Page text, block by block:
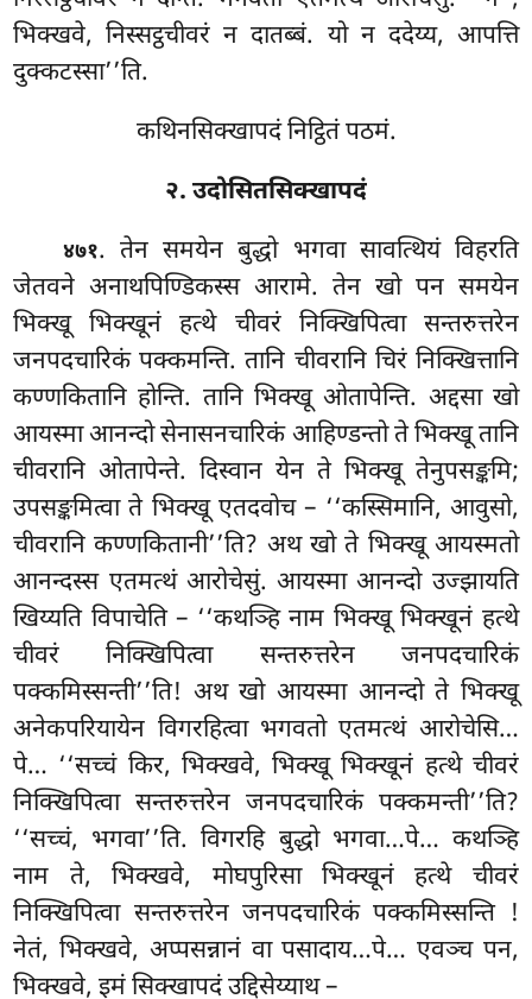
भिक्खवे, निस्सट्ठचीवरं न दातब्बं. यो न ददेय्य, आपत्ति
दुक्कटस्सा’’ति.
कथिनसिक्खापदं निट्ठितं पठमं.
२. उदोसितसिक्खापदं
४७१. तेनसमयेन बुद्धो भगवा सावत्थियं विहरति
जेतवने अनाथपिण्डिकस्स आरामे. तेन खो पन समयेन
भिक्खू भिक्खूनं हत्थे चीवरं निक्खिपित्वा सन्तरुत्तरेन
जनपदचारिकं पक्कमन्ति. तानि चीवरानि चिरं निक्खित्तानि
कण्णकितानि होन्ति. तानि भिक्खू ओतापेन्ति. अद्दसा खो
आयस्मा आनन्दो सेनासनचारिकं आहिण्डन्तो ते भिक्खू तानि
चीवरानि ओतापेन्ते. दिस्वान येन ते भिक्खू तेनुपसङ्कमि;
उपसङ्कमित्वा ते भिक्खू एतदवोच – ‘‘कस्सिमानि, आवुसो,
चीवरानि कण्णकितानी’’ति? अथ खो ते भिक्खू आयस्मतो
आनन्दस्स एतमत्थं आरोचेसुं. आयस्मा आनन्दो उज्झायति
खिय्यति विपाचेति – ‘‘कथञ्हि नाम भिक्खू भिक्खूनं हत्थे
चीवरं निक्खिपित्वा सन्तरुत्तरेन जनपदचारिकं
पक्कमिस्सन्ती’’ति! अथ खो आयस्मा आनन्दो ते भिक्खू
अनेकपरियायेन विगरहित्वा भगवतो एतमत्थं आरोचेसि…
पे… ‘‘सच्चं किर, भिक्खवे, भिक्खू भिक्खूनं हत्थे चीवरं
निक्खिपित्वा सन्तरुत्तरेन जनपदचारिकं पक्कमन्ती’’ति?
‘‘सच्चं, भगवा’’ति. विगरहि बुद्धो भगवा…पे… कथञ्हि
नाम ते, भिक्खवे, मोघपुरिसा भिक्खूनं हत्थे चीवरं
निक्खिपित्वा सन्तरुत्तरेन जनपदचारिकं पक्कमिस्सन्ति !
नेतं, भिक्खवे, अप्पसन्नानं वा पसादाय…पे… एवञ्च पन,
भिक्खवे, इमं सिक्खापदं उद्दिसेय्याथ –